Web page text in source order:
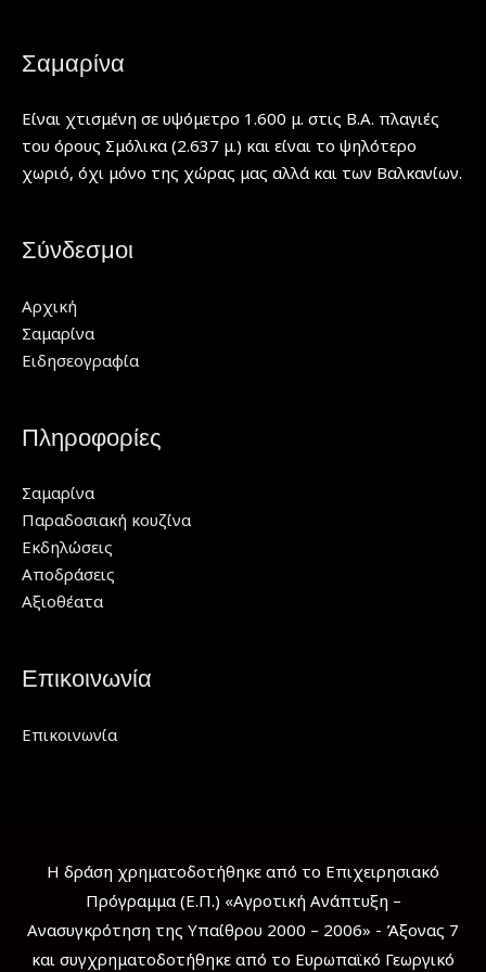
Σαμαρίνα
Είναι χτισμένη σε υψόμετρο 1.600 μ. στις Β.Α. πλαγιές
του όρους Σμόλικα (2.637 μ.) και είναι το ψηλότερο
χωριό, όχι μόνο της χώρας μας αλλά και των Βαλκανίων.
Σύνδεσμοι
Αρχική
Σαμαρίνα
Ειδησεογραφία
Πληροφορίες
Σαμαρίνα
Παραδοσιακή κουζίνα
Εκδηλώσεις
Αποδράσεις
Αξιοθέατα
Επικοινωνία
Επικοινωνία
Η δράση χρηματοδοτήθηκε από το Επιχειρησιακό
Πρόγραμμα (Ε.Π.) «Αγροτική Ανάπτυξη –
Ανασυγκρότηση της Υπαίθρου 2000 – 2006» - Άξονας 7
και συγχρηματοδοτήθηκε από το Ευρωπαϊκό Γεωργικό